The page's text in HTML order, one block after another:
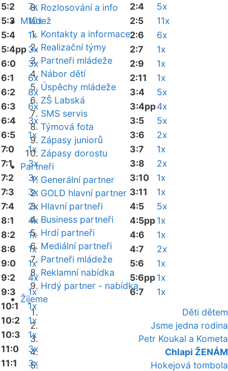
Rozlosování a info
Mládež
Kontakty a informace
Realizační týmy
Partneři mládeže
Nábor dětí
Úspěchy mládeže
ZŠ Labská
SMS servis
Týmová fota
Zápasy juniorů
Zápasy dorostu
Partneři
Generální partner
GOLD hlavní partner
Hlavní partneři
Business partneři
Hrdí partneři
Mediální partneři
Partneři mládeže
Reklamní nabídka
Hrdý partner - nabídka
Žijeme
Děti dětem
Jsme jedna rodina
Petr Koukal a Kometa
Chlapi ŽENÁM
Hokejová tombola
5:2
7x
5:3
10x
5:4
1x
5:4pp3x
6:0
3x
6:1
6x
6:2
8x
6:3
6x
6:4
3x
6:5
1x
7:0
1x
7:1
3x
7:2
3x
7:3
3x
7:4
2x
8:1
4x
8:2
1x
8:6
1x
9:0
1x
9:2
4x
9:3
1x
10:1
1x
10:2
1x
10:3
1x
11:0
3x
11:1
3x
2:4
5x
2:5
11x
2:6
6x
2:7
1x
2:9
1x
2:11
1x
3:4
5x
3:4pp4x
3:5
5x
3:6
2x
3:7
1x
3:8
2x
3:10
1x
3:11
1x
4:5
5x
4:5pp1x
4:6
1x
4:7
2x
5:6
1x
5:6pp1x
6:7
1x